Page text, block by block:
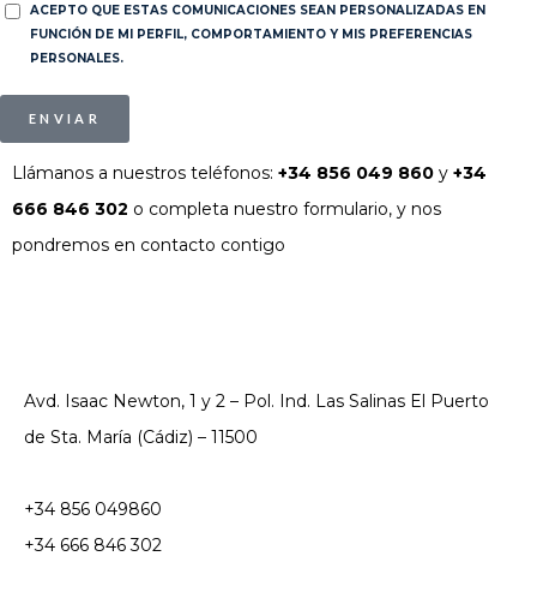
ACEPTO QUE ESTAS COMUNICACIONES SEAN PERSONALIZADAS EN
FUNCIÓN DE MI PERFIL, COMPORTAMIENTO Y MIS PREFERENCIAS
PERSONALES.
ENVIAR
Llámanos a nuestros teléfonos: +34 856 049 860 y +34
666 846 302 o completa nuestro formulario, y nos
pondremos en contacto contigo
Avd. Isaac Newton, 1 y 2 – Pol. Ind. Las Salinas El Puerto
de Sta. María (Cádiz) – 11500
+34 856 049860
+34 666 846 302